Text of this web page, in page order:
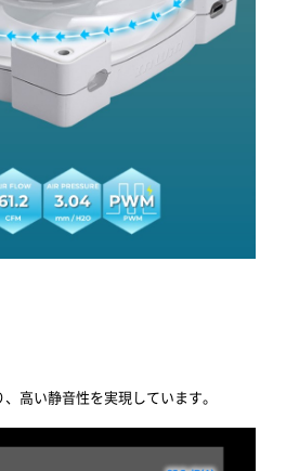
高い静音性を実現しています。